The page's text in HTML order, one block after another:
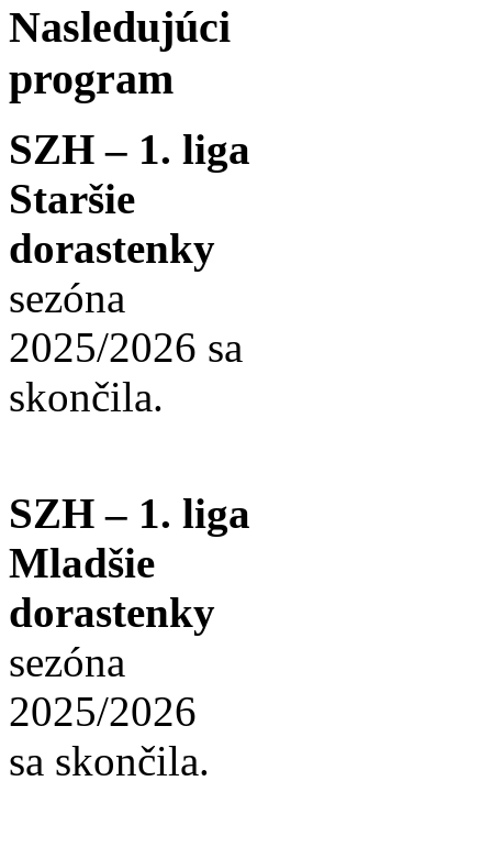
Nasledujúci
program
SZH – 1. liga
Staršie
dorastenky
sezóna
2025/2026 sa
skončila.
SZH – 1. liga
Mladšie
dorastenky
sezóna
2025/2026
sa skončila.